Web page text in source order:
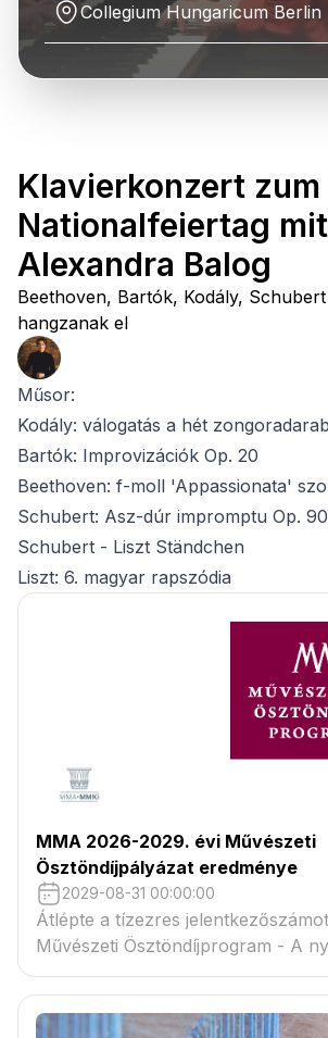
Collegium Hungaricum Berlin
Klavierkonzert zum
Nationalfeiertag mit
Alexandra Balog
Beethoven, Bartók, Kodály,
hangzanak el
Műsor:
Kodály: válogatás a hét
Bartók: Improvizációk Op. 20
Beethoven: f-moll 'Appassionata'
Schubert: Asz-dúr impromptu Op.
Schubert - Liszt Ständchen
Liszt: 6. magyar rapszódia
MMA 2026-2029. évi Művészeti
Ösztöndíjpályázat eredménye
2029-08-31 00:00:00
Átlépte a tízezres
Művészeti Ösztöndíjprogram - A
tartaléklistás pályázók névsora
csatolmányban